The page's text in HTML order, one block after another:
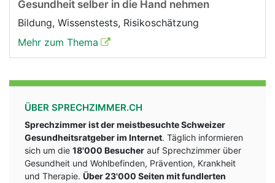
Gesundheit selber in die Hand nehmen
Bildung, Wissenstests, Risikoschätzung
Mehr zum Thema
ÜBER SPRECHZIMMER.CH
Sprechzimmer ist der meistbesuchte Schweizer
Gesundheitsratgeber im Internet. Täglich informieren
sich um die 18'000 Besucher auf Sprechzimmer über
Gesundheit und Wohlbefinden, Prävention, Krankheit
und Therapie. Über 23'000 Seiten mit fundlerten